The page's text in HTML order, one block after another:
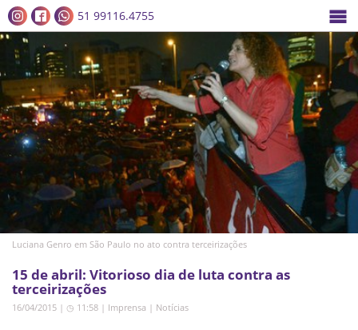
51 99116.4755
Luciana Genro em São Paulo no ato contra terceirizações
15 de abril: Vitorioso dia de luta contra as
terceirizações
16/04/2015 | ◷ 11:58 | Imprensa | Notícias